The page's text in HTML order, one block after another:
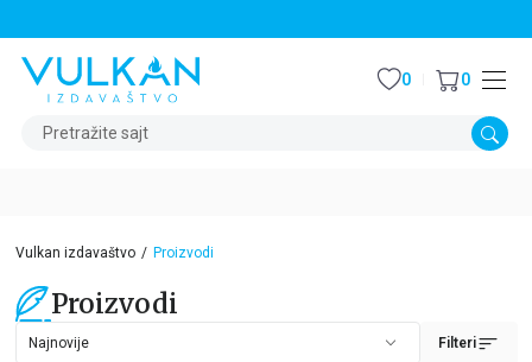
Pretražite sajt
0 0
Vulkan izdavaštvo Proizvodi
Proizvodi
Filteri